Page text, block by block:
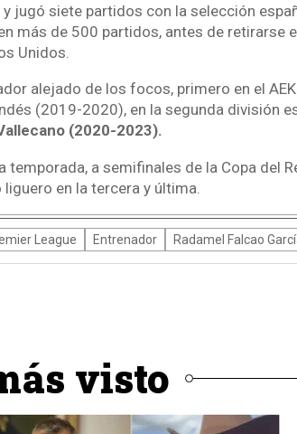
jugó siete partidos con la selección
más de 500 partidos, antes de retirarse
Unidos.
alejado de los focos, primero en el
(2019-2020), en la segunda división
(2020-2023).
a semifinales de la Copa del
en la tercera y última.
League Entrenador Radamel Falcao
visto